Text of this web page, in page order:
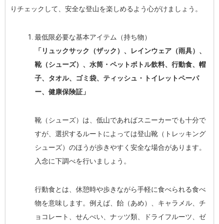
りチェックして、安全な登山を楽しめるよう心がけましょう。
最低限必要な基本アイテム（持ち物）
「リュックサック（ザック）、レインウェア（雨具）、
靴（シューズ）、水筒・ペットボトル飲料、行動食、帽
子、タオル、ゴミ袋、ティッシュ・トイレットペーパ
ー、健康保険証」
靴（シューズ）は、低山であればスニーカーでも十分で
すが、選択するルートによっては登山靴（トレッキング
シューズ）のほうが歩きやすく安全な場合があります。
入念に下調べを行いましょう。
行動食とは、休憩時や歩きながら手軽に食べられる食べ
物を意味します。例えば、飴（あめ）、キャラメル、チ
ョコレート、せんべい、ナッツ類、ドライフルーツ、ゼ